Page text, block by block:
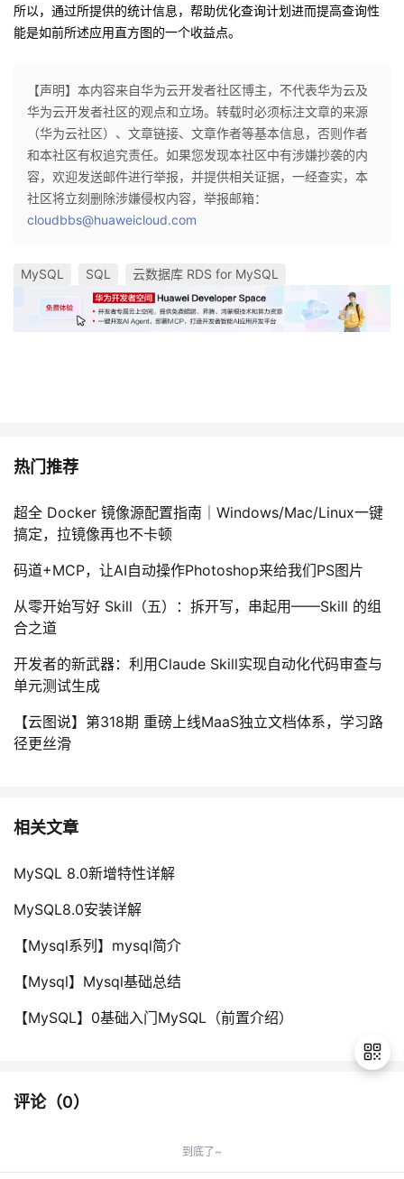
所以，通过所提供的统计信息，帮助优化查询计划进而提高查询性
能是如前所述应用直方图的一个收益点。
【声明】本内容来自华为云开发者社区博主，不代表华为云及
华为云开发者社区的观点和立场。转载时必须标注文章的来源
（华为云社区）、文章链接、文章作者等基本信息，否则作者
和本社区有权追究责任。如果您发现本社区中有涉嫌抄袭的内
容，欢迎发送邮件进行举报，并提供相关证据，一经查实，本
社区将立刻删除涉嫌侵权内容，举报邮箱：
cloudbbs@huaweicloud.com
MySQL SQL 云数据库 RDS for MySQL
热门推荐
超全 Docker 镜像源配置指南｜Windows/Mac/Linux一键
搞定，拉镜像再也不卡顿
码道+MCP，让AI自动操作Photoshop来给我们PS图片
从零开始写好 Skill（五）：拆开写，串起用——Skill 的组
合之道
开发者的新武器：利用Claude Skill实现自动化代码审查与
单元测试生成
【云图说】第318期 重磅上线MaaS独立文档体系，学习路
径更丝滑
相关文章
MySQL 8.0新增特性详解
MySQL8.0安装详解
【Mysql系列】mysql简介
【Mysql】Mysql基础总结
【MySQL】0基础入门MySQL（前置介绍）
评论（0）
到底了~